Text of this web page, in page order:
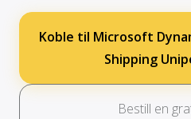
Koble til Microsoft
Shipping
Bestill en